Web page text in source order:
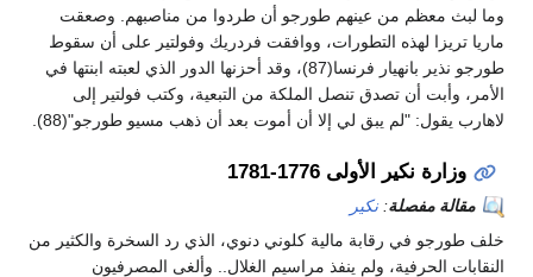
وما لبث معظم من عينهم طورجو أن طردوا من مناصبهم. وصعقت
ماريا تريزا لهذه التطورات، ووافقت فردريك وفولتير على أن سقوط
طورجو نذير بانهيار فرنسا(87)، وقد أحزنها الدور الذي لعبته ابنتها في
الأمر، وأبت أن تصدق تنصل الملكة من التبعية، وكتب فولتير إلى
لاهارب يقول: "لم يبق لي إلا أن أموت بعد أن ذهب مسيو طورجو"(88).
وزارة نكير الأولى 1776-1781
مقالة مفصلة:نكير
خلف طورجو في رقابة مالية كلوني دنوي، الذي رد السخرة والكثير من
النقابات الحرفية، ولم ينفذ مراسيم الغلال.. وألغى المصرفيون